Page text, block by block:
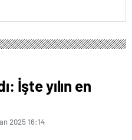
İşte yılın en
2025 16:14